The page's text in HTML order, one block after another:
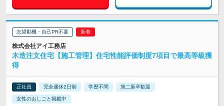
志望動機・自己PR不要
株式会社アイ工務店
木造注文住宅【施工管理】住宅性能評価制度7項目で最高等級獲
得
正社員 完全週休2日制 学歴不問 第二新卒歓迎
女性のおしごと掲載中